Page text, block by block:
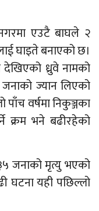
एउटै बाघले २
घाइते बनाएको छ।
देखिएको ध्रुवे नामको
ज्यान लिएको
पाँच वर्षमा निकुञ्जका
क्रम भने बढीरहेको
जनाको मृत्यु भएको
घटना यही पछिल्लो